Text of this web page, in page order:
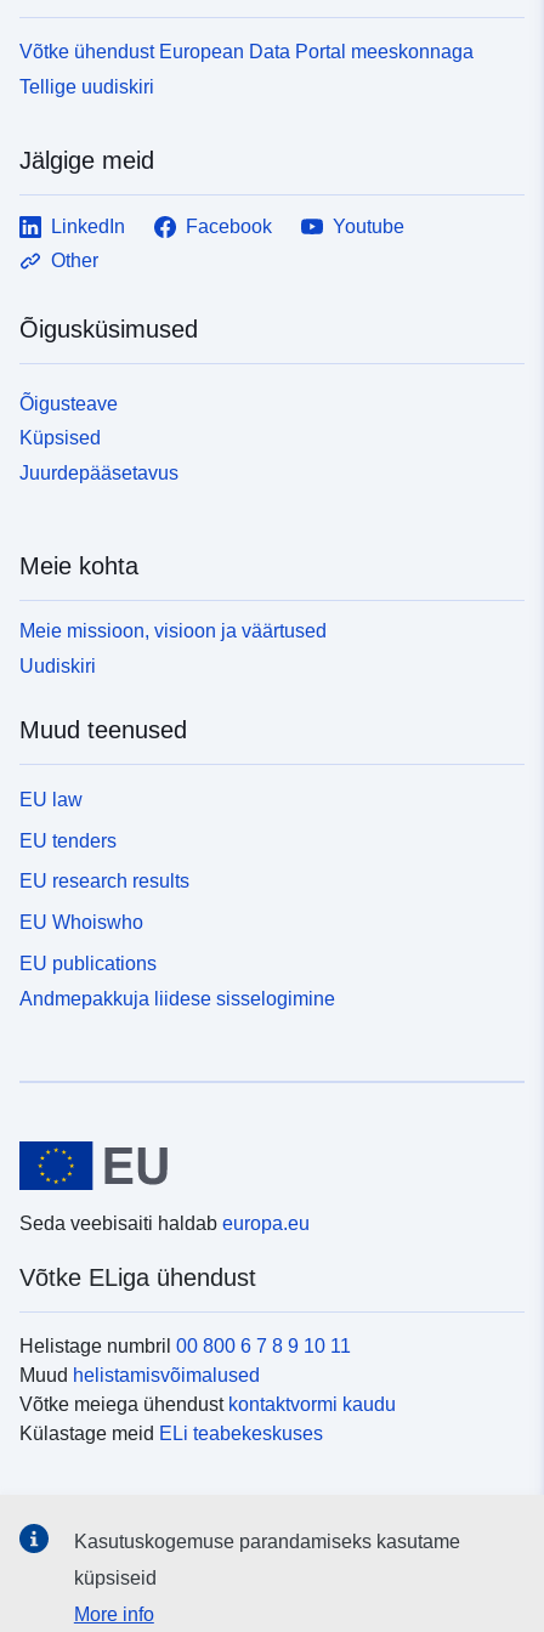
Võtke ühendust European Data Portal meeskonnaga
Tellige uudiskiri
Jälgige meid
LinkedIn Facebook
Youtube
Other
Õigusküsimused
Õigusteave
Küpsised
Juurdepääsetavus
Meie kohta
Meie missioon, visioon ja väärtused
Uudiskiri
Muud teenused
EU law
EU tenders
EU research results
EU Whoiswho
EU publications
Andmepakkuja liidese sisselogimine
Seda veebisaiti haldab europa.eu
Võtke ELiga ühendust
Helistage numbril 00 800 6 7 8 9 10 11
Muud helistamisvõimalused
Võtke meiega ühendust kontaktvormi kaudu
Külastage meid ELi teabekeskuses
Otsige ELi teavet
Kasutuskogemuse parandamiseks kasutame
küpsiseid
More info